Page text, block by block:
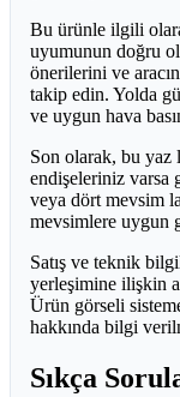
Bu ürünle ilgili
uyumunun doğru
önerilerini ve
takip edin. Yolda
ve uygun hava
Son olarak, bu yaz
endişeleriniz varsa
veya dört mevsim
mevsimlere uygun
Satış ve teknik
yerleşimine ilişkin
Ürün görseli
hakkında bilgi
Sıkça